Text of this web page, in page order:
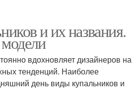
и их названия.
вдохновляет дизайнеров на
тенденций. Наиболее
день виды купальников и